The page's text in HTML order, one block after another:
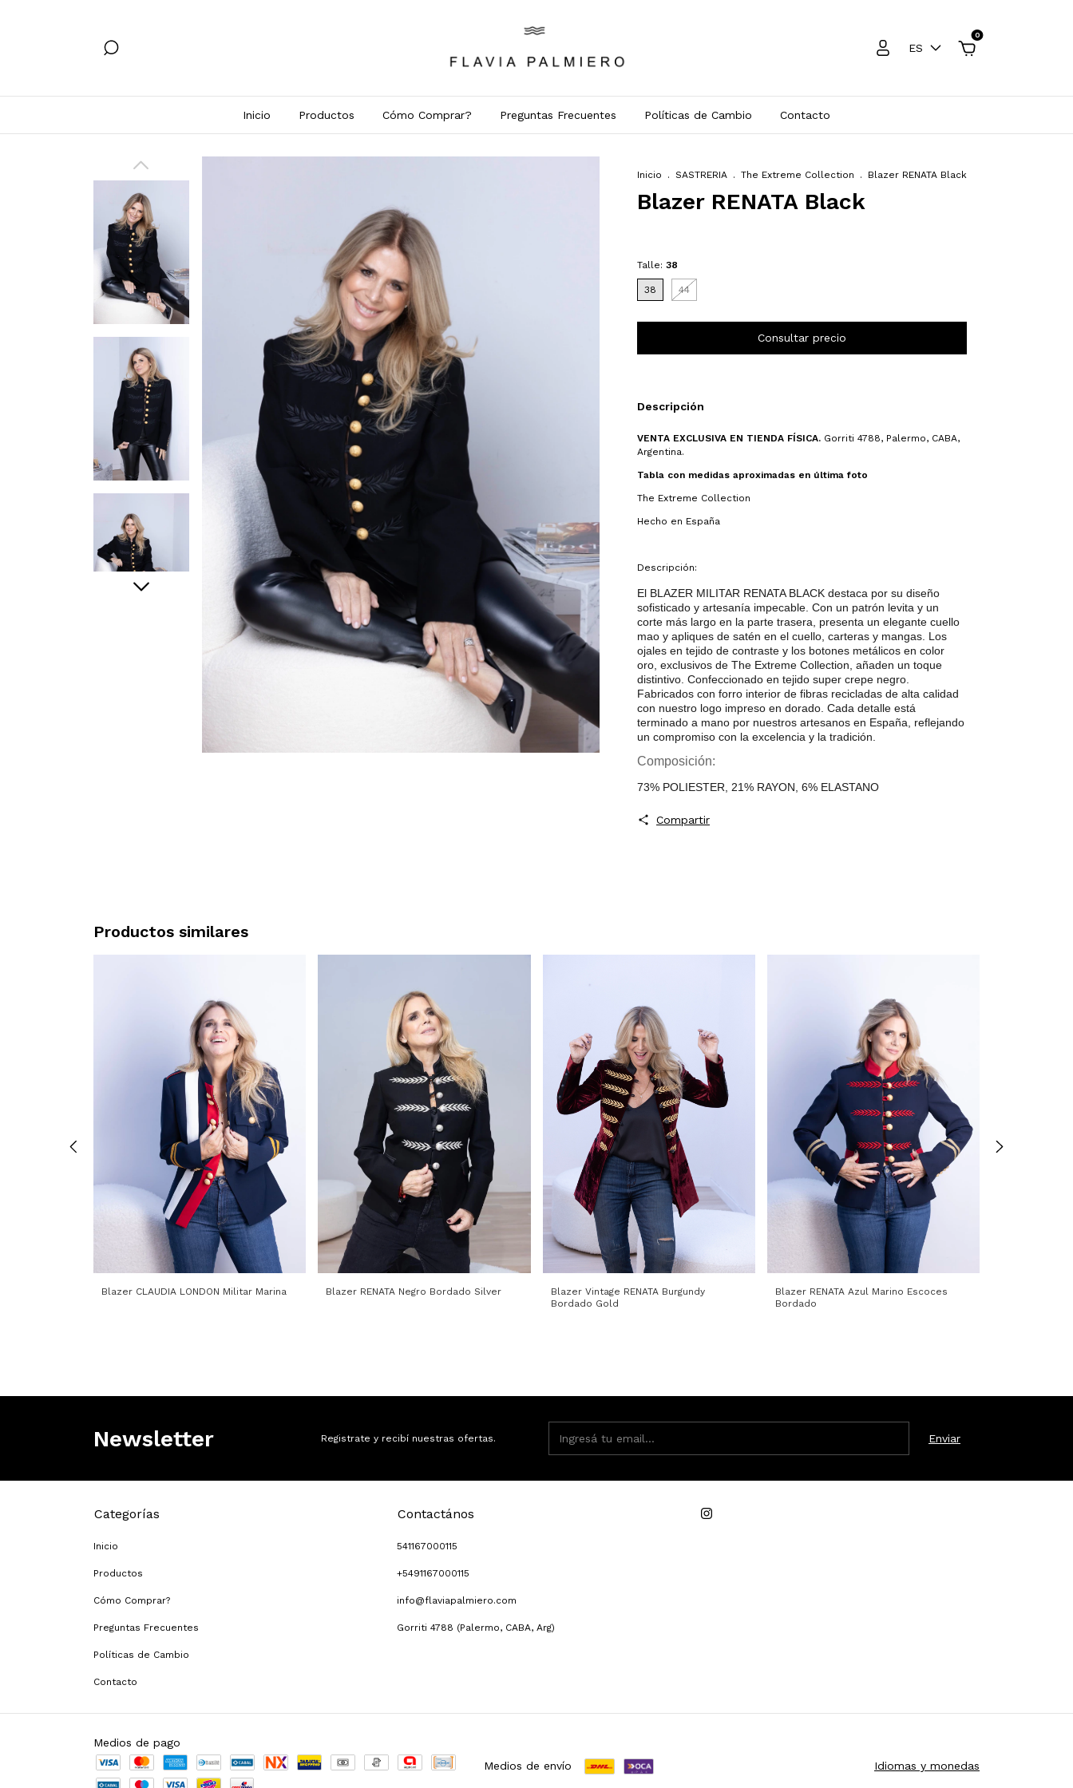
ES
0
Inicio Productos Cómo Comprar? Preguntas Frecuentes Políticas de Cambio Contacto
Inicio . SASTRERIA . The Extreme Collection . Blazer RENATA Black
Blazer RENATA Black
Talle: 38
38 44
Descripción
VENTA EXCLUSIVA EN TIENDA FÍSICA. Gorriti 4788, Palermo, CABA,
Argentina.
Tabla con medidas aproximadas en última foto
The Extreme Collection
Hecho en España
Descripción:
El BLAZER MILITAR RENATA BLACK destaca por su diseño
sofisticado y artesanía impecable. Con un patrón levita y un
corte más largo en la parte trasera, presenta un elegante cuello
mao y apliques de satén en el cuello, carteras y mangas. Los
ojales en tejido de contraste y los botones metálicos en color
oro, exclusivos de The Extreme Collection, añaden un toque
distintivo. Confeccionado en tejido super crepe negro.
Fabricados con forro interior de fibras recicladas de alta calidad
con nuestro logo impreso en dorado. Cada detalle está
terminado a mano por nuestros artesanos en España, reflejando
un compromiso con la excelencia y la tradición.
Composición:
73% POLIESTER, 21% RAYON, 6% ELASTANO
Compartir
Productos similares
Blazer CLAUDIA LONDON Militar Marina Blazer RENATA Negro Bordado Silver
Blazer Vintage RENATA Burgundy
Bordado Gold
Blazer RENATA Azul Marino Escoces
Bordado
Newsletter Registrate y recibí nuestras ofertas.
Categorías
Inicio
Productos
Cómo Comprar?
Preguntas Frecuentes
Políticas de Cambio
Contacto
Contactános
541167000115
+5491167000115
info@flaviapalmiero.com
Gorriti 4788 (Palermo, CABA, Arg)
Medios de pago
Medios de envío
Idiomas y monedas